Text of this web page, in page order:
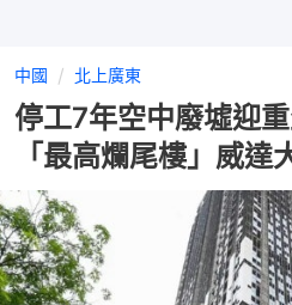
中國 北上廣東
停工7年空中廢墟迎
「最高爛尾樓」威達